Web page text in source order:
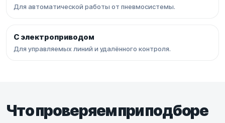
Для автоматической работы от пневмосистемы.
С электроприводом
Для управляемых линий и удалённого контроля.
Что проверяем при подборе